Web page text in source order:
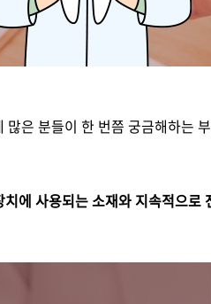
은 분들이 한 번쯤 궁금해하는
치에 사용되는 소재와 지속적으로